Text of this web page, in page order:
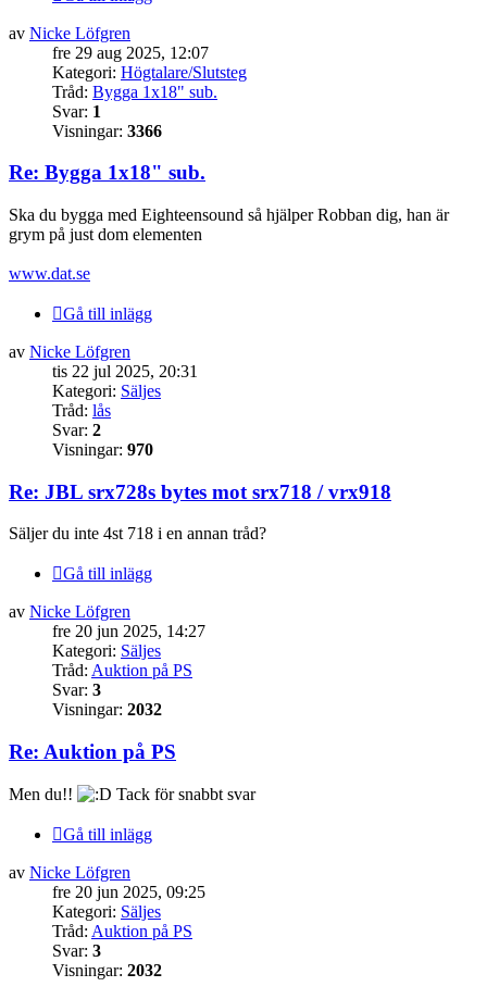
av Nicke Löfgren
fre 29 aug 2025, 12:07
Kategori: Högtalare/Slutsteg
Tråd: Bygga 1x18" sub.
Svar: 1
Visningar: 3366
Re: Bygga 1x18" sub.
Ska du bygga med Eighteensound så hjälper Robban dig, han är
grym på just dom elementen
www.dat.se
Gå till inlägg
av Nicke Löfgren
tis 22 jul 2025, 20:31
Kategori: Säljes
Tråd: lås
Svar: 2
Visningar: 970
Re: JBL srx728s bytes mot srx718 / vrx918
Säljer du inte 4st 718 i en annan tråd?
Gå till inlägg
av Nicke Löfgren
fre 20 jun 2025, 14:27
Kategori: Säljes
Tråd: Auktion på PS
Svar: 3
Visningar: 2032
Re: Auktion på PS
Men du!! Tack för snabbt svar
Gå till inlägg
av Nicke Löfgren
fre 20 jun 2025, 09:25
Kategori: Säljes
Tråd: Auktion på PS
Svar: 3
Visningar: 2032